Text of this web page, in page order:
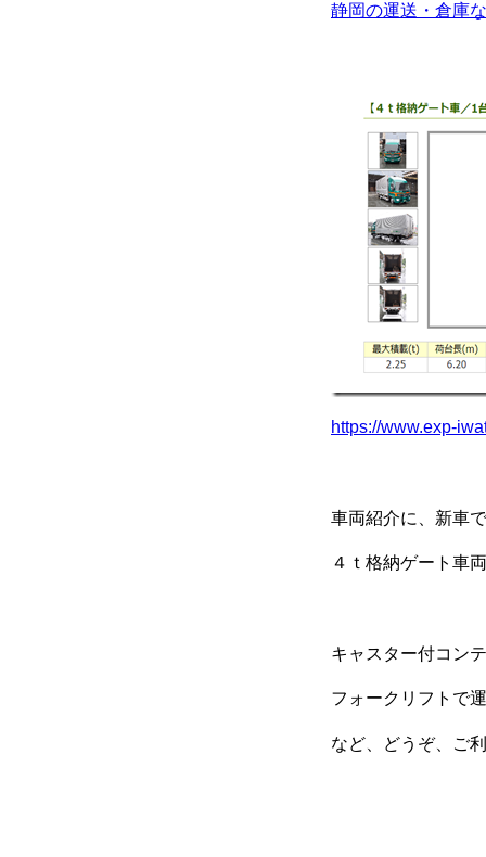
静岡の運送・倉庫
https://www.exp-
車両紹介に、新車
４ｔ格納ゲート車
キャスター付コン
フォークリフトで
など、どうぞ、ご